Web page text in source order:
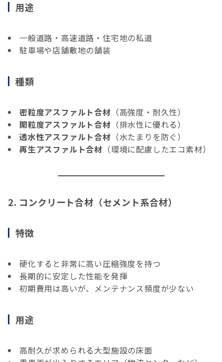
用途
一般道路・高速道路・住宅地の私道
駐車場や店舗敷地の舗装
種類
密粒度アスファルト合材 （高強度・耐久性）
開粒度アスファルト合材 （排水性に優れる）
透水性アスファルト合材 （水たまりを防ぐ）
再生アスファルト合材 （環境に配慮したエコ素材）
2. コンクリート合材（セメント系合材）
特徴
硬化すると非常に高い圧縮強度を持つ
長期的に安定した性能を発揮
初期費用は高いが、メンテナンス頻度が少ない
用途
高耐久が求められる大型施設の床面